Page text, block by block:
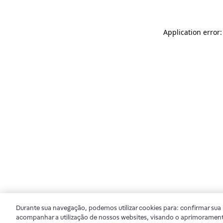
Application
Durante sua navegação, podemos utilizar cookies para: confirmar
acompanhar a utilização de nossos websites, visando o